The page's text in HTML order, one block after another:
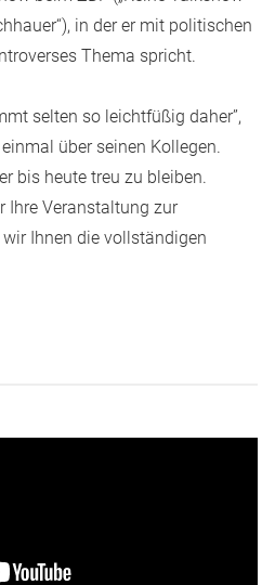
in der er mit politischen
Thema spricht.
selten so leichtfüßig daher”,
über seinen Kollegen.
bis heute treu zu bleiben.
Ihre Veranstaltung zur
wir Ihnen die vollständigen